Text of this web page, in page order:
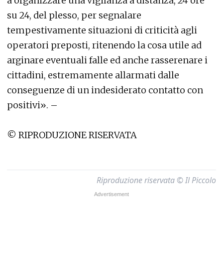
su 24, del plesso, per segnalare
tempestivamente situazioni di criticità agli
operatori preposti, ritenendo la cosa utile ad
arginare eventuali falle ed anche rasserenare i
cittadini, estremamente allarmati dalle
conseguenze di un indesiderato contatto con
positivi». –
© RIPRODUZIONE RISERVATA
Riproduzione riservata © Il Piccolo